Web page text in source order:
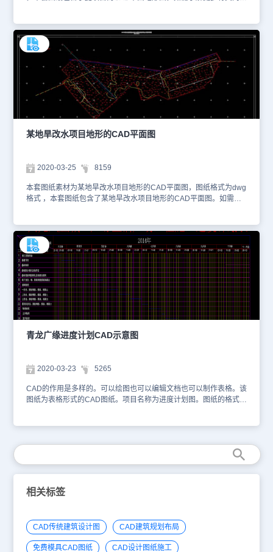
用，、
某地旱改水项目地形的CAD平面图
2020-03-25 8159
本套图纸素材为某地旱改水项目地形的CAD平面图，图纸格式为dwg
格式 ，本套图纸包含了某地旱改水项目地形的CAD平面图。如需了
料参考使用，请勿用于商业用途。
青龙广缘进度计划CAD示意图
2020-03-23 5265
CAD的作用是多样的。可以绘图也可以编辑文档也可以制作表格。该
图纸为表格形式的CAD图纸。项目名称为进度计划图。图纸的格式为
途。
相关标签
CAD传统建筑设计图 CAD建筑规划布局
免费模具CAD图纸 CAD设计图纸施工